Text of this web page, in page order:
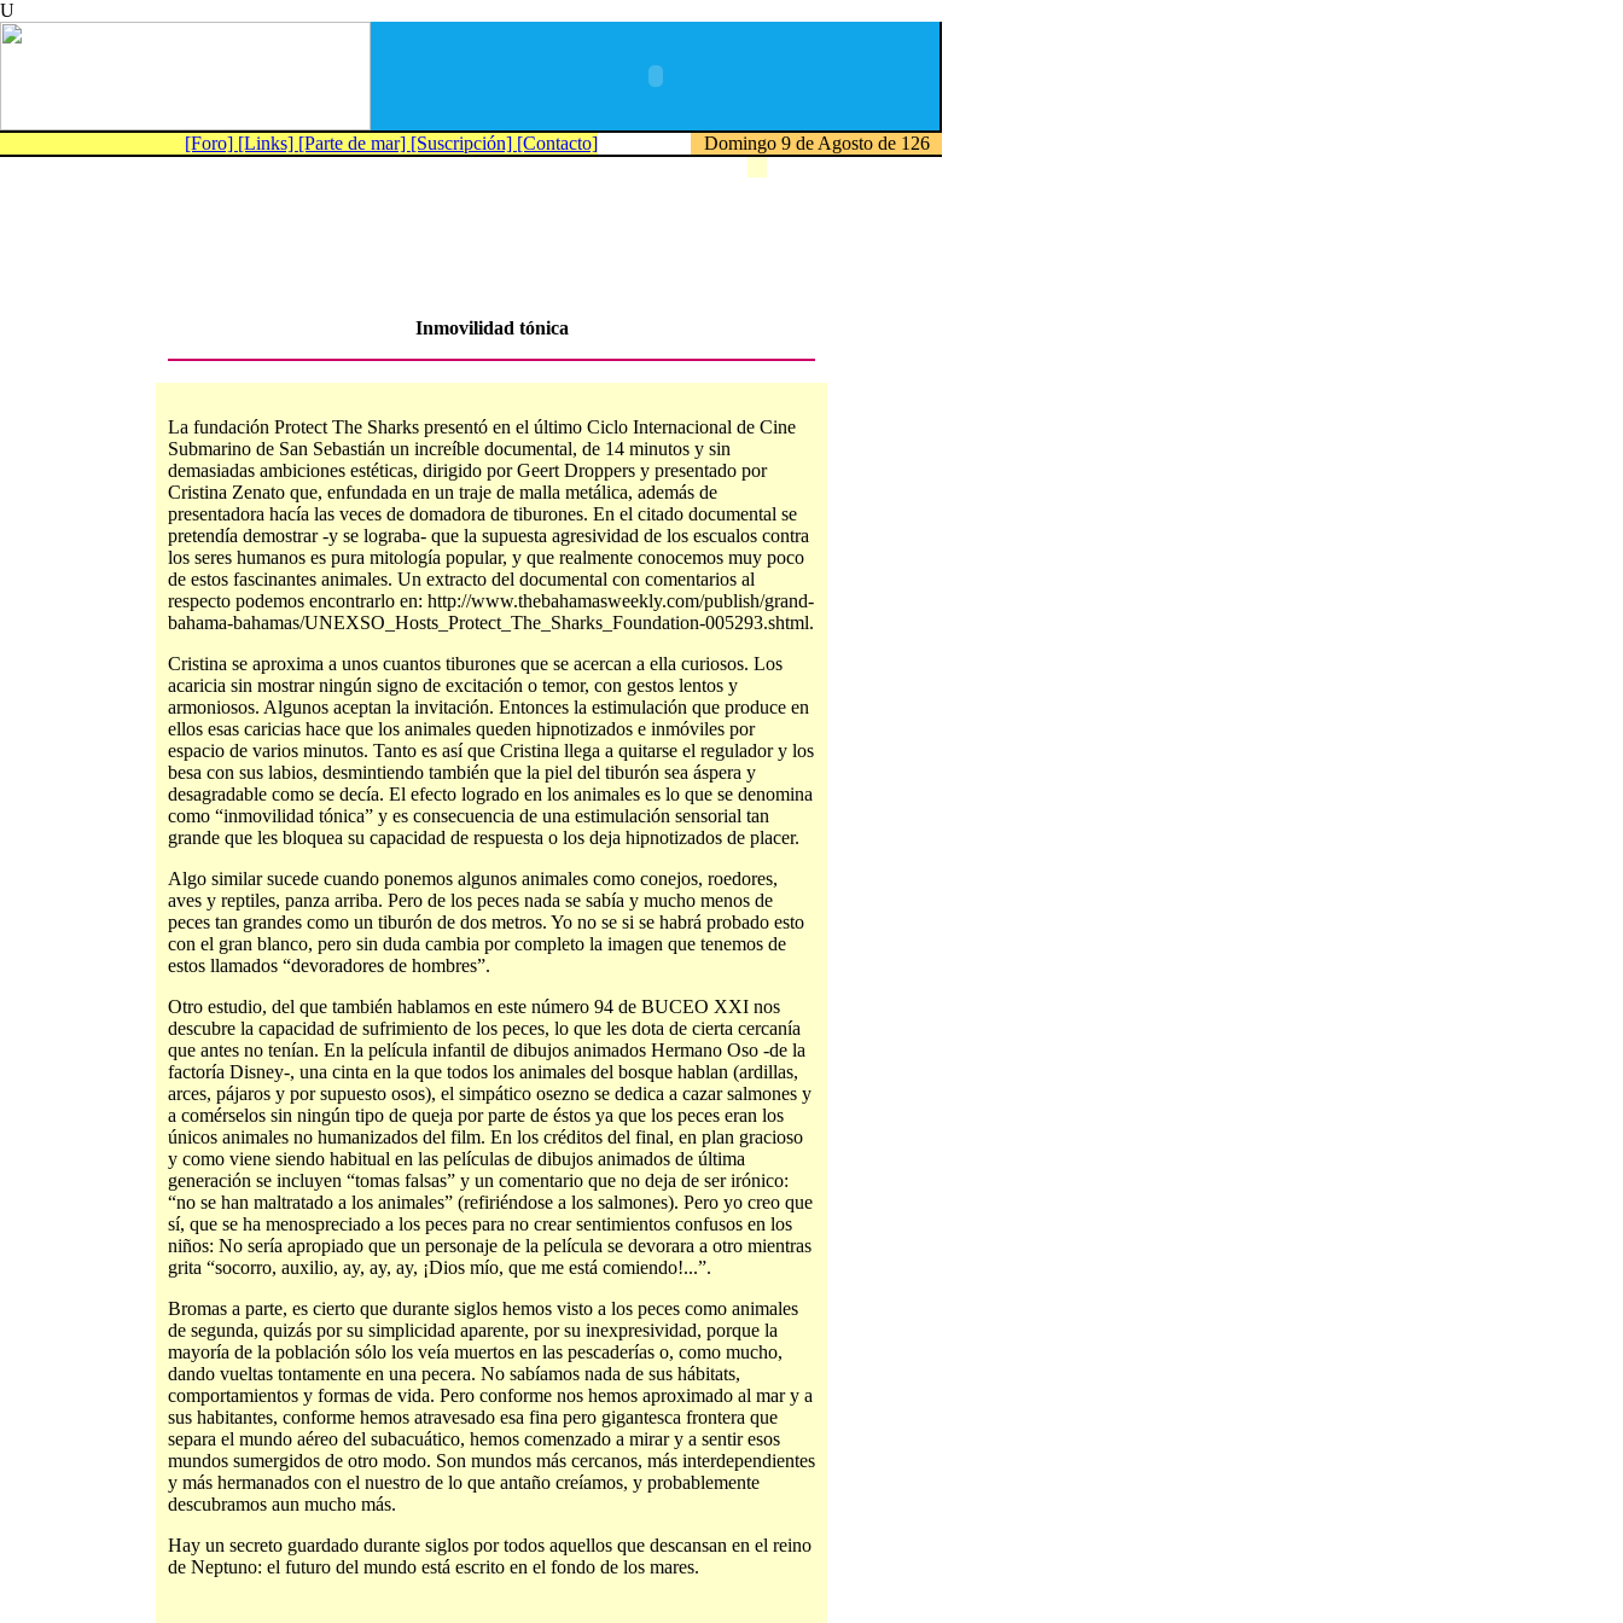
U
[Foro] [Links] [Parte de mar] [Suscripción] [Contacto] Domingo 9 de Agosto de 126
Inmovilidad tónica
La fundación Protect The Sharks presentó en el último Ciclo Internacional de Cine
Submarino de San Sebastián un increíble documental, de 14 minutos y sin
demasiadas ambiciones estéticas, dirigido por Geert Droppers y presentado por
Cristina Zenato que, enfundada en un traje de malla metálica, además de
presentadora hacía las veces de domadora de tiburones. En el citado documental se
pretendía demostrar -y se lograba- que la supuesta agresividad de los escualos contra
los seres humanos es pura mitología popular, y que realmente conocemos muy poco
de estos fascinantes animales. Un extracto del documental con comentarios al
respecto podemos encontrarlo en: http://www.thebahamasweekly.com/publish/grand-
bahama-bahamas/UNEXSO_Hosts_Protect_The_Sharks_Foundation-005293.shtml.
Cristina se aproxima a unos cuantos tiburones que se acercan a ella curiosos. Los
acaricia sin mostrar ningún signo de excitación o temor, con gestos lentos y
armoniosos. Algunos aceptan la invitación. Entonces la estimulación que produce en
ellos esas caricias hace que los animales queden hipnotizados e inmóviles por
espacio de varios minutos. Tanto es así que Cristina llega a quitarse el regulador y los
besa con sus labios, desmintiendo también que la piel del tiburón sea áspera y
desagradable como se decía. El efecto logrado en los animales es lo que se denomina
como “inmovilidad tónica” y es consecuencia de una estimulación sensorial tan
grande que les bloquea su capacidad de respuesta o los deja hipnotizados de placer.
Algo similar sucede cuando ponemos algunos animales como conejos, roedores,
aves y reptiles, panza arriba. Pero de los peces nada se sabía y mucho menos de
peces tan grandes como un tiburón de dos metros. Yo no se si se habrá probado esto
con el gran blanco, pero sin duda cambia por completo la imagen que tenemos de
estos llamados “devoradores de hombres”.
Otro estudio, del que también hablamos en este número 94 de BUCEO XXI nos
descubre la capacidad de sufrimiento de los peces, lo que les dota de cierta cercanía
que antes no tenían. En la película infantil de dibujos animados Hermano Oso -de la
factoría Disney-, una cinta en la que todos los animales del bosque hablan (ardillas,
arces, pájaros y por supuesto osos), el simpático osezno se dedica a cazar salmones y
a comérselos sin ningún tipo de queja por parte de éstos ya que los peces eran los
únicos animales no humanizados del film. En los créditos del final, en plan gracioso
y como viene siendo habitual en las películas de dibujos animados de última
generación se incluyen “tomas falsas” y un comentario que no deja de ser irónico:
“no se han maltratado a los animales” (refiriéndose a los salmones). Pero yo creo que
sí, que se ha menospreciado a los peces para no crear sentimientos confusos en los
niños: No sería apropiado que un personaje de la película se devorara a otro mientras
grita “socorro, auxilio, ay, ay, ay, ¡Dios mío, que me está comiendo!...”.
Bromas a parte, es cierto que durante siglos hemos visto a los peces como animales
de segunda, quizás por su simplicidad aparente, por su inexpresividad, porque la
mayoría de la población sólo los veía muertos en las pescaderías o, como mucho,
dando vueltas tontamente en una pecera. No sabíamos nada de sus hábitats,
comportamientos y formas de vida. Pero conforme nos hemos aproximado al mar y a
sus habitantes, conforme hemos atravesado esa fina pero gigantesca frontera que
separa el mundo aéreo del subacuático, hemos comenzado a mirar y a sentir esos
mundos sumergidos de otro modo. Son mundos más cercanos, más interdependientes
y más hermanados con el nuestro de lo que antaño creíamos, y probablemente
descubramos aun mucho más.
Hay un secreto guardado durante siglos por todos aquellos que descansan en el reino
de Neptuno: el futuro del mundo está escrito en el fondo de los mares.